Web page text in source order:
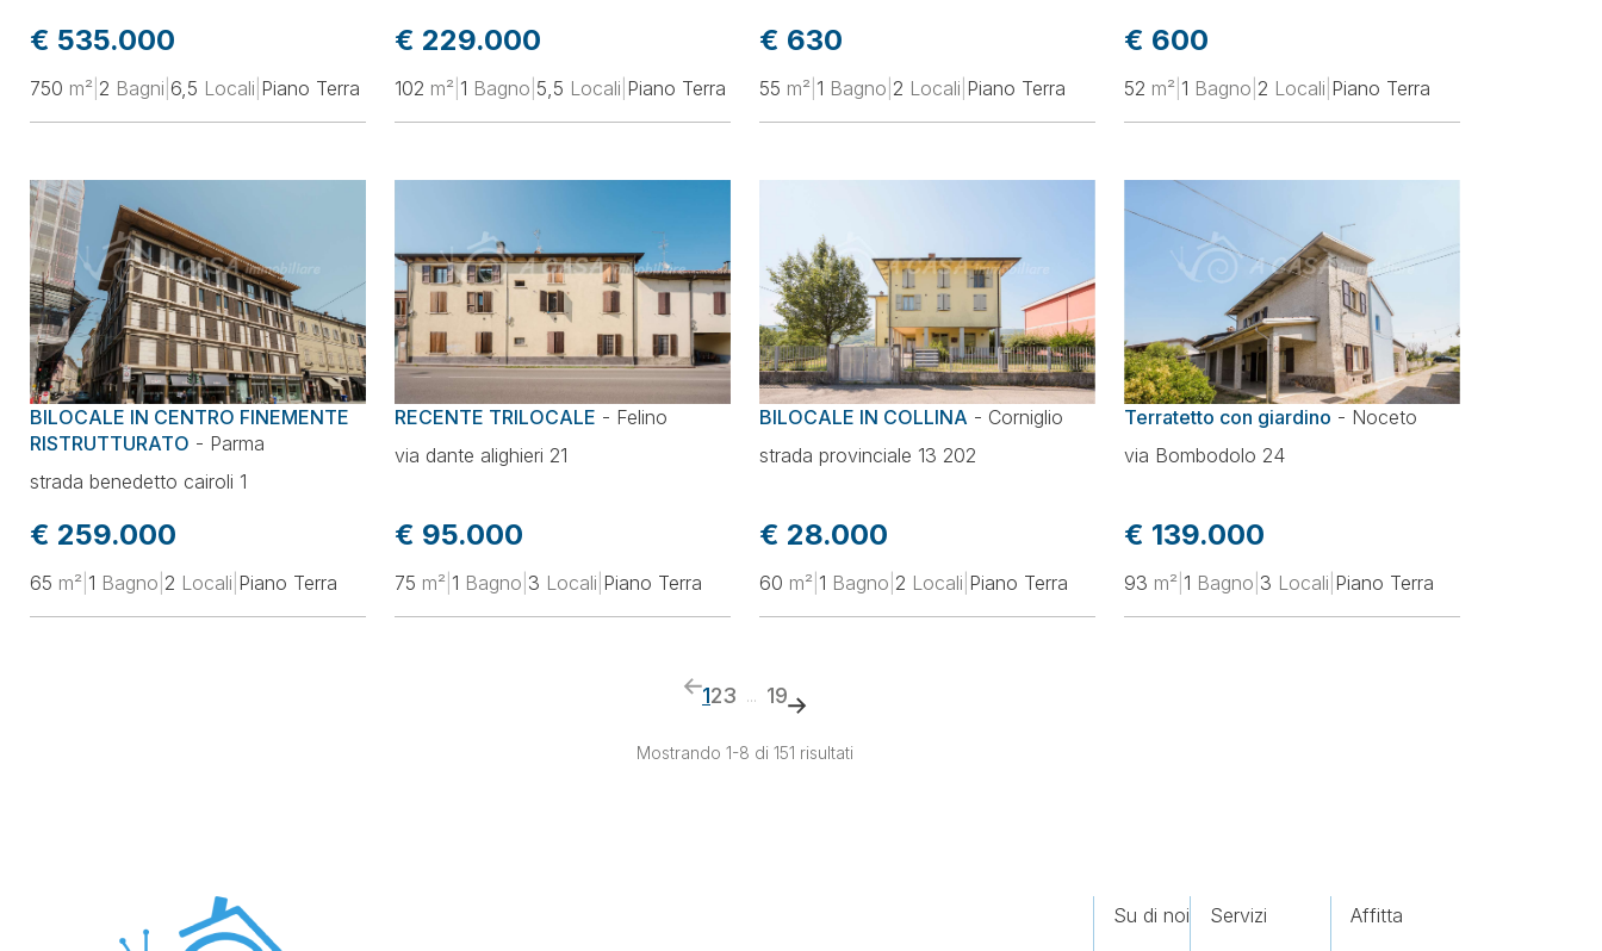
€ 535.000
750 m² 2 Bagni 6,5 Locali Piano Terra
€ 229.000
102 m² 1 Bagno 5,5 Locali Piano Terra
€ 630
55 m² 1 Bagno 2 Locali Piano Terra
€ 600
52 m² 1 Bagno 2 Locali Piano Terra
BILOCALE IN CENTRO FINEMENTE
RISTRUTTURATO - Parma
strada benedetto cairoli 1
€ 259.000
65 m² 1 Bagno 2 Locali Piano Terra
RECENTE TRILOCALE - Felino
via dante alighieri 21
€ 95.000
75 m² 1 Bagno 3 Locali Piano Terra
BILOCALE IN COLLINA - Corniglio
strada provinciale 13 202
€ 28.000
60 m² 1 Bagno 2 Locali Piano Terra
Terratetto con giardino - Noceto
via Bombodolo 24
€ 139.000
93 m² 1 Bagno 3 Locali Piano Terra
123 ... 19
Mostrando 1-8 di 151 risultati
Su di noi Servizi Affitta